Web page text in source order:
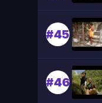
#45
#46